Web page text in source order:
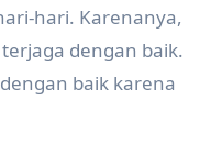
hari. Karenanya,
dengan baik.
baik karena